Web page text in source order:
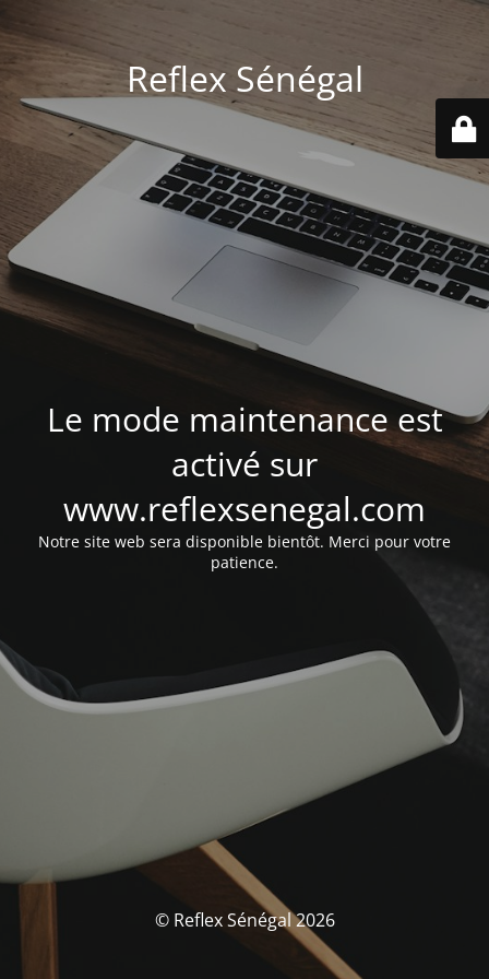
Reflex Sénégal
Le mode maintenance est
activé sur
www.reflexsenegal.com
Notre site web sera disponible bientôt. Merci pour votre
patience.
© Reflex Sénégal 2026